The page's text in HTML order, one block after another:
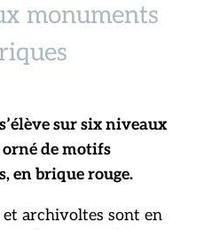
monuments
sur six niveaux
orné de motifs
en brique rouge.
et archivoltes sont en